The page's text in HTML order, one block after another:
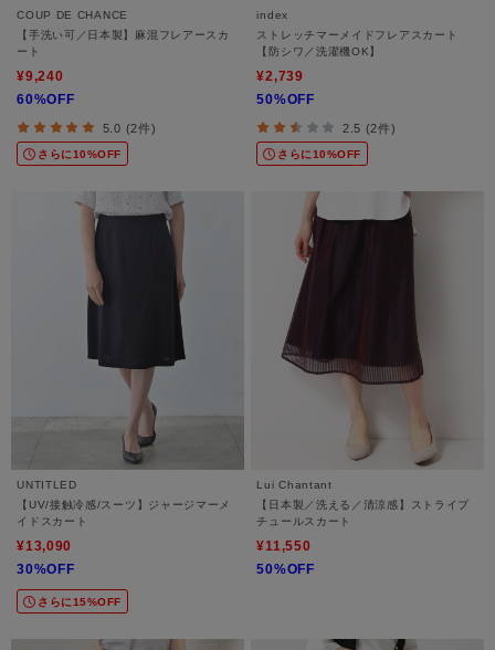
COUP DE CHANCE
【手洗い可／日本製】麻混フレアースカ
ート
¥9,240
60%OFF
5.0 (2件)
さらに10%OFF
index
ストレッチマーメイドフレアスカート
【防シワ／洗濯機OK】
¥2,739
50%OFF
2.5 (2件)
さらに10%OFF
UNTITLED
【UV/接触冷感/スーツ】ジャージマーメ
イドスカート
¥13,090
30%OFF
さらに15%OFF
Lui Chantant
【日本製／洗える／清涼感】ストライプ
チュールスカート
¥11,550
50%OFF